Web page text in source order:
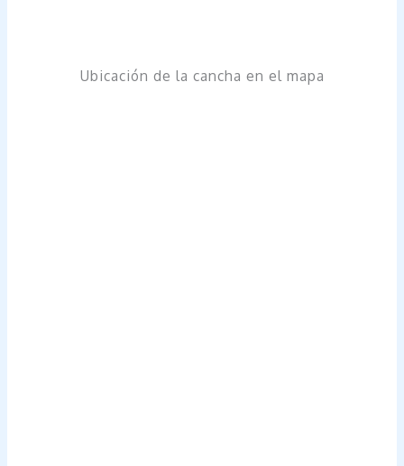
Ubicación de la cancha en el mapa